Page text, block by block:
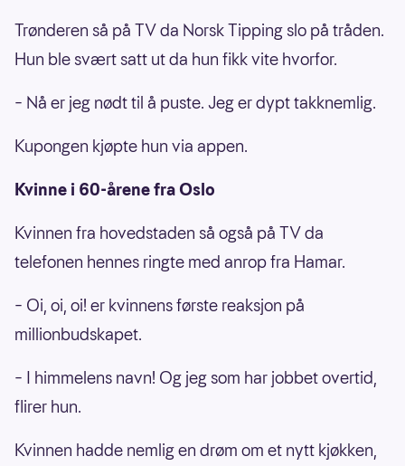
Trønderen så på TV da Norsk Tipping slo på tråden.
Hun ble svært satt ut da hun fikk vite hvorfor.
– Nå er jeg nødt til å puste. Jeg er dypt takknemlig.
Kupongen kjøpte hun via appen.
Kvinne i 60-årene fra Oslo
Kvinnen fra hovedstaden så også på TV da
telefonen hennes ringte med anrop fra Hamar.
– Oi, oi, oi! er kvinnens første reaksjon på
millionbudskapet.
– I himmelens navn! Og jeg som har jobbet overtid,
flirer hun.
Kvinnen hadde nemlig en drøm om et nytt kjøkken,